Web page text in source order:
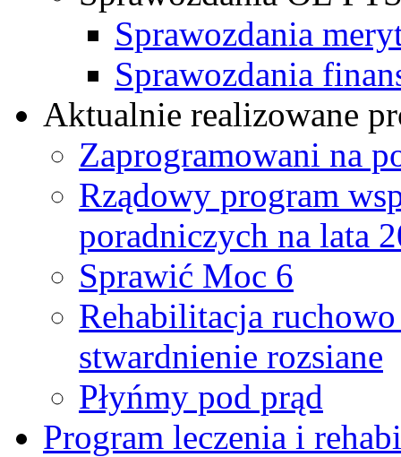
Sprawozdania
Sprawozdania
Aktualnie realizowane
Zaprogramowani na
Rządowy program
poradniczych na lata
Sprawić Moc 6
Rehabilitacja ruchowo
stwardnienie rozsiane
Płyńmy pod prąd
Program leczenia i